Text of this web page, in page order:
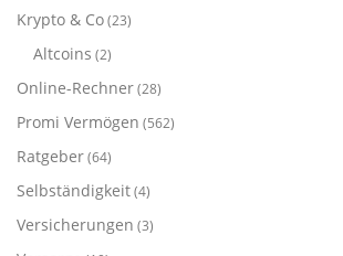
Krypto & Co(23)
Altcoins (2)
Online-Rechner(28)
Promi Vermögen (562)
Ratgeber(64)
Selbständigkeit(4)
Versicherungen (3)